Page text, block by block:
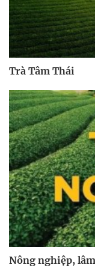
Trà Tâm Thái
Nông nghiệp,